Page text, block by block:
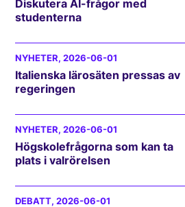
Diskutera AI-frågor med
studenterna
NYHETER, 2026-06-01
Italienska lärosäten pressas av
regeringen
NYHETER, 2026-06-01
Högskolefrågorna som kan ta
plats i valrörelsen
DEBATT, 2026-06-01